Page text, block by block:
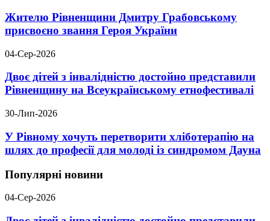
Жителю Рівненщини Дмитру Грабовському
присвоєно звання Героя України
04-Сер-2026
Двоє дітей з інвалідністю достойно представили
Рівненщину на Всеукраїнському етнофестивалі
30-Лип-2026
У Рівному хочуть перетворити хліботерапію на
шлях до професії для молоді із синдромом Дауна
Популярні новини
04-Сер-2026